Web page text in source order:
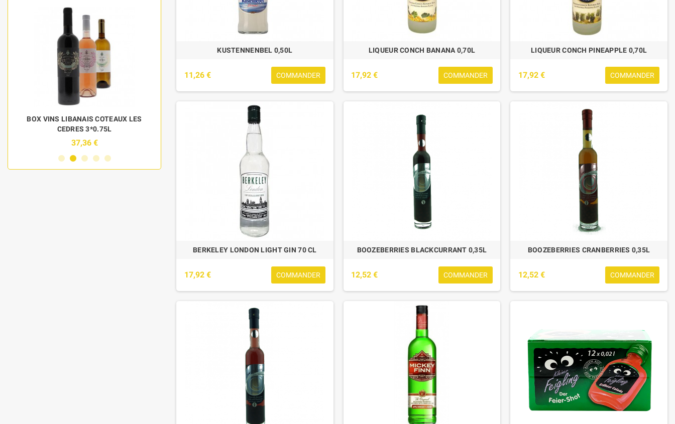
BOX VINS LIBANAIS COTEAUX LES
CEDRES 3*0.75L
37,36 €
DISCOVERY BEER BOX BIO 24
BOUTEILLES
BOX 10 BIERES DU MONDE + 3 PAQUETS
BOX DEGUSTATION TIGER ASIAN LAGER
12*33CL + 6 CHOPES DE DEGUSTATION
KUSTENNENBEL 0,50L
11,26 € COMMANDER
LIQUEUR CONCH BANANA 0,70L
17,92 € COMMANDER
LIQUEUR CONCH PINEAPPLE 0,70L
17,92 € COMMANDER
BERKELEY LONDON LIGHT GIN 70 CL
17,92 € COMMANDER
BOOZEBERRIES BLACKCURRANT 0,35L
12,52 € COMMANDER
BOOZEBERRIES CRANBERRIES 0,35L
12,52 € COMMANDER